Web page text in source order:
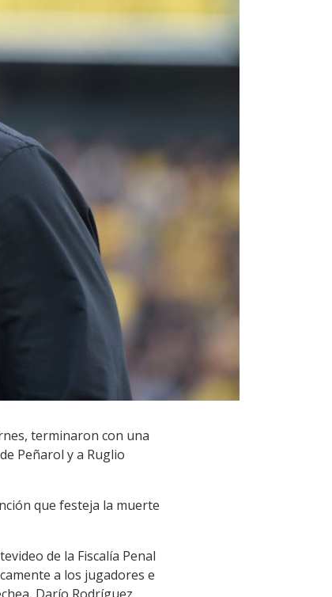
terminaron con una
Peñarol y a Ruglio
que festeja la muerte
de la Fiscalía Penal
a los jugadores e